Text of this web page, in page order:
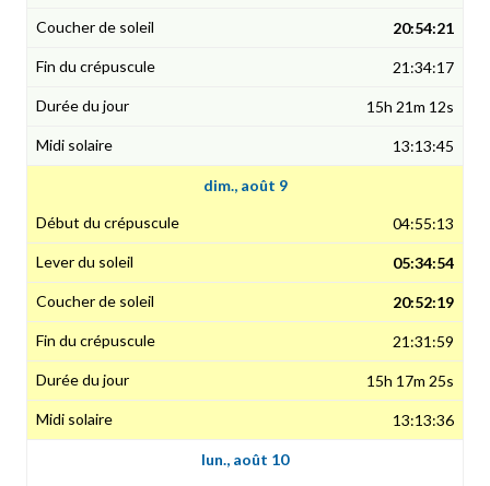
20:54:21
21:34:17
15h 21m 12s
13:13:45
dim., août 9
04:55:13
05:34:54
20:52:19
21:31:59
15h 17m 25s
13:13:36
lun., août 10